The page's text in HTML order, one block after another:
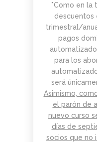
*Como en la
descuentos
trimestral/
pagos
para los
será
Asimismo,
el parón de
nuevo curso
días de
socios que no